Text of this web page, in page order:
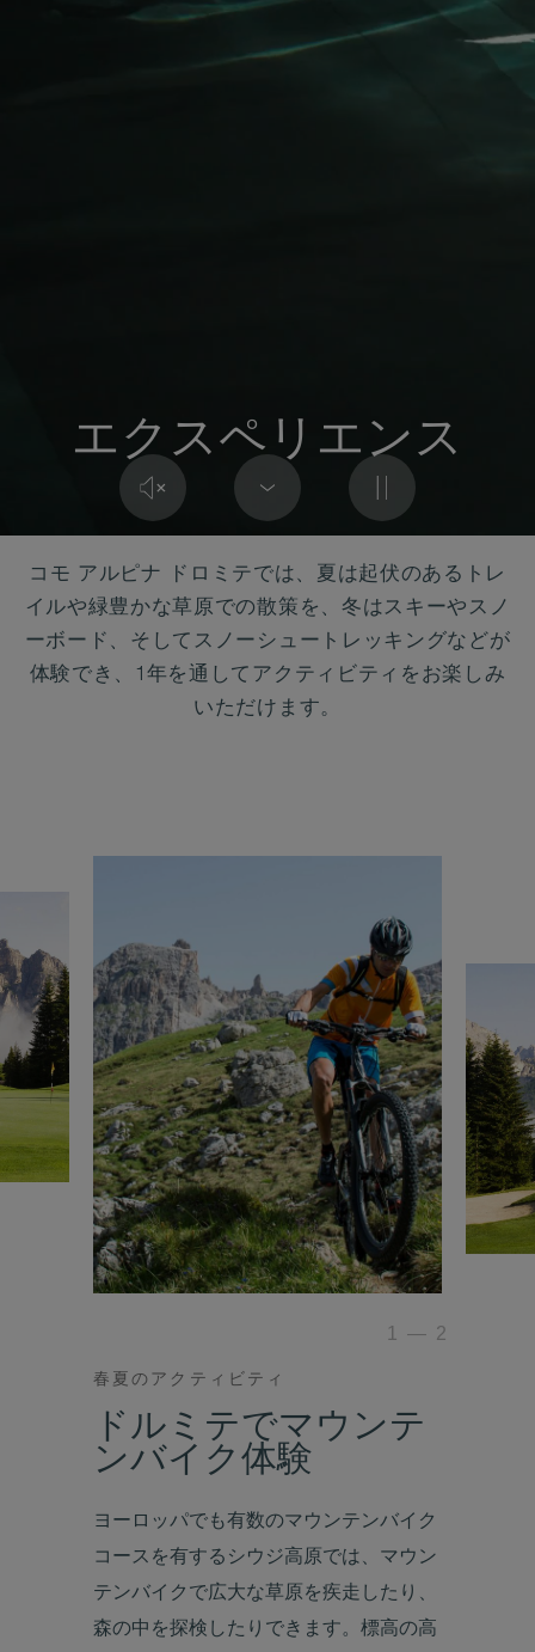
エクスペリエンス
コモ アルピナ ドロミテでは、夏は起伏のあるトレ
イルや緑豊かな草原での散策を、冬はスキーやスノ
ーボード、そしてスノーシュートレッキングなどが
体験でき、1年を通してアクティビティをお楽しみ
いただけます。
春夏のアクティビティ
ドルミテでマウンテ
ンバイク体験
ヨーロッパでも有数のマウンテンバイク
コースを有するシウジ高原では、マウン
テンバイクで広大な草原を疾走したり、
森の中を探検したりできます。標高の高
1 — 2